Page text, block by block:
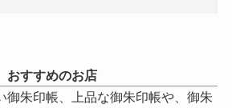
おすすめのお店
御朱印帳、上品な御朱印帳や、御朱